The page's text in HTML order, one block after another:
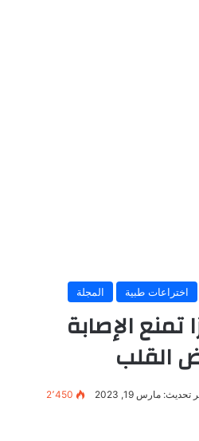
اختراعات طبية المجلة
تمنع الإصابة
القلب
تحديث: مارس 19, 2023 2٬450